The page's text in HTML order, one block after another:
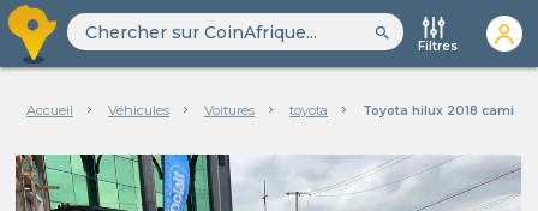
search
Filtres
Accueil Véhicules Voitures toyota Toyota hilux 2018 cami